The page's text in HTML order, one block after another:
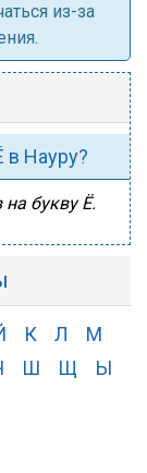
из-за
в Науру?
букву Ё.
К Л
М
Ш Щ
Ы